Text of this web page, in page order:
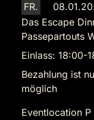
FR.
Das Escape
Passepartouts
Einlass: 18:00-
Bezahlung ist
möglich
Eventlocation P